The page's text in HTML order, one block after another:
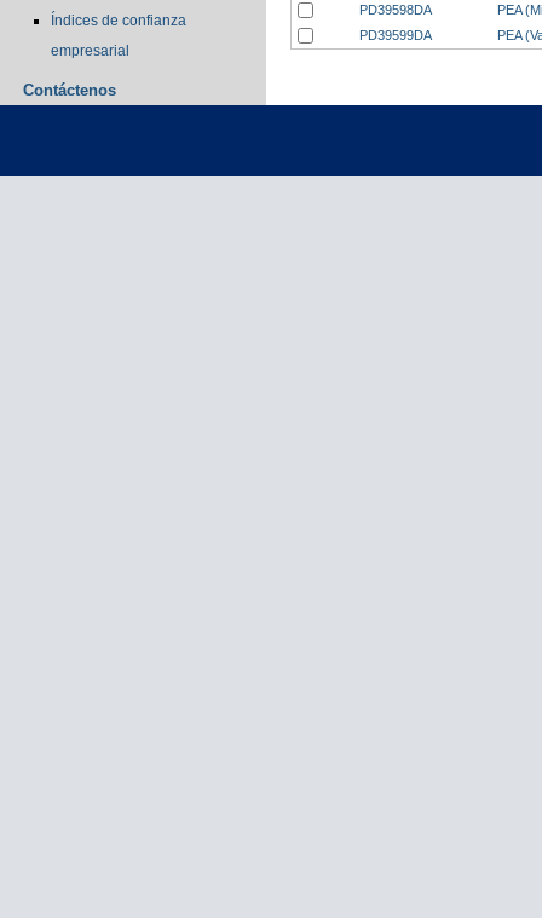
Índices de confianza
empresarial
Contáctenos
PD39598DA
PEA
PD39599DA
PEA